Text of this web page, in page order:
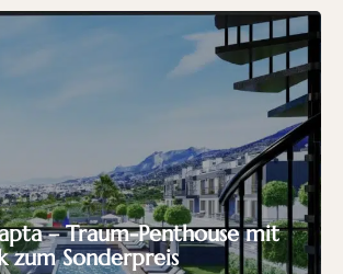
– Traum-Penthouse mit
zum Sonderpreis